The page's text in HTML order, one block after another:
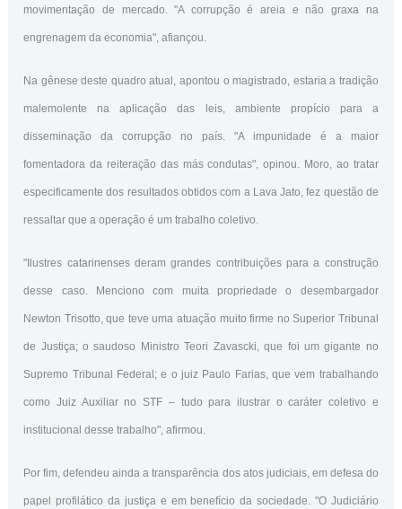
movimentação de mercado. "A corrupção é areia e não graxa na
engrenagem da economia", afiançou.
Na gênese deste quadro atual, apontou o magistrado, estaria a tradição
malemolente na aplicação das leis, ambiente propício para a
disseminação da corrupção no país. "A impunidade é a maior
fomentadora da reiteração das más condutas", opinou. Moro, ao tratar
especificamente dos resultados obtidos com a Lava Jato, fez questão de
ressaltar que a operação é um trabalho coletivo.
"Ilustres catarinenses deram grandes contribuições para a construção
desse caso. Menciono com muita propriedade o desembargador
Newton Trisotto, que teve uma atuação muito firme no Superior Tribunal
de Justiça; o saudoso Ministro Teori Zavascki, que foi um gigante no
Supremo Tribunal Federal; e o juiz Paulo Farias, que vem trabalhando
como Juiz Auxiliar no STF – tudo para ilustrar o caráter coletivo e
institucional desse trabalho", afirmou.
Por fim, defendeu ainda a transparência dos atos judiciais, em defesa do
papel profilático da justiça e em benefício da sociedade. "O Judiciário